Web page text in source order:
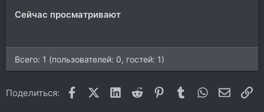
Сейчас просматривают
Всего: 1 (пользователей: 0, гостей: 1)
Поделиться: FacebookX (Twitter)
LinkedIn
Reddit Pinterest
Tumblr WhatsApp